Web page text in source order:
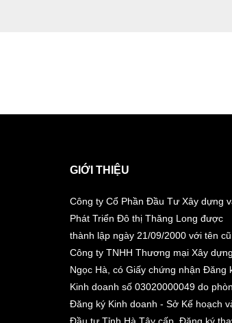
GIỚI THIỆU
Công ty Cổ Phần Đầu Tư Xây dựng
Phát Triển Đô thị Thăng Long được
thành lập ngày 21/09/2000 với tên
Công ty TNHH Thương mại Xây dựng
Ngọc Hà, có Giấy chứng nhận Đăng
Kinh doanh số 03020000049 do
Đăng ký Kinh doanh - Sở Kế hoạch
Đầu tư Tỉnh Hà Tây cấp. Đăng ký